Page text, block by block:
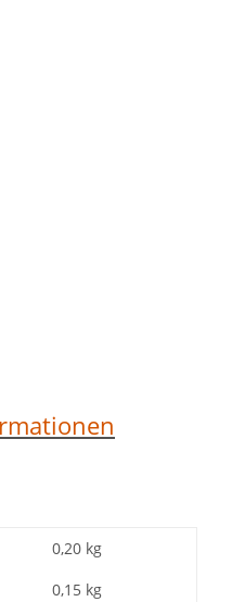
0,20 kg
0,15 kg